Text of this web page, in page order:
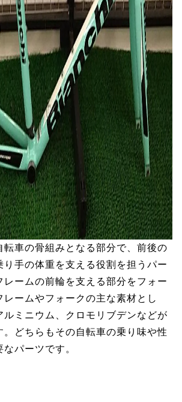
転車の骨組みとなる部分で、前後の
り手の体重を支える役割を担うパー
レームの前輪を支える部分をフォー
レームやフォークの主な素材とし
ルミニウム、クロモリブデンなどが
。どちらもその自転車の乗り味や性
パーツです。